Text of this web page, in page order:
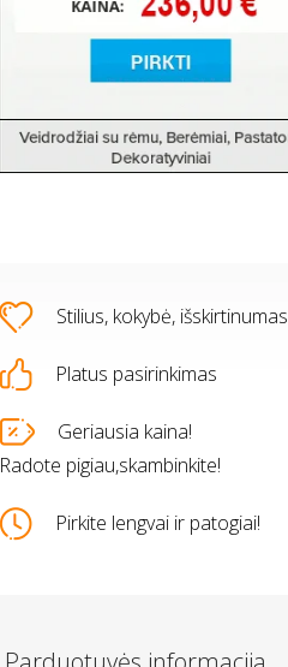
Stilius, kokybė, išskirtinumas
Platus pasirinkimas
Geriausia kaina!
Radote pigiau,skambinkite!
Pirkite lengvai ir patogiai!